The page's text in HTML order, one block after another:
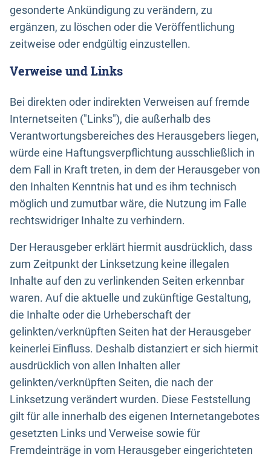
gesonderte Ankündigung zu verändern, zu
ergänzen, zu löschen oder die Veröffentlichung
zeitweise oder endgültig einzustellen.
Verweise und Links
Bei direkten oder indirekten Verweisen auf fremde
Internetseiten ("Links"), die außerhalb des
Verantwortungsbereiches des Herausgebers liegen,
würde eine Haftungsverpflichtung ausschließlich in
dem Fall in Kraft treten, in dem der Herausgeber von
den Inhalten Kenntnis hat und es ihm technisch
möglich und zumutbar wäre, die Nutzung im Falle
rechtswidriger Inhalte zu verhindern.
Der Herausgeber erklärt hiermit ausdrücklich, dass
zum Zeitpunkt der Linksetzung keine illegalen
Inhalte auf den zu verlinkenden Seiten erkennbar
waren. Auf die aktuelle und zukünftige Gestaltung,
die Inhalte oder die Urheberschaft der
gelinkten/verknüpften Seiten hat der Herausgeber
keinerlei Einfluss. Deshalb distanziert er sich hiermit
ausdrücklich von allen Inhalten aller
gelinkten/verknüpften Seiten, die nach der
Linksetzung verändert wurden. Diese Feststellung
gilt für alle innerhalb des eigenen Internetangebotes
gesetzten Links und Verweise sowie für
Fremdeinträge in vom Herausgeber eingerichteten